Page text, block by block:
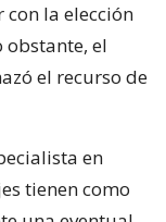
la elección
el
el recurso de
en
tienen como